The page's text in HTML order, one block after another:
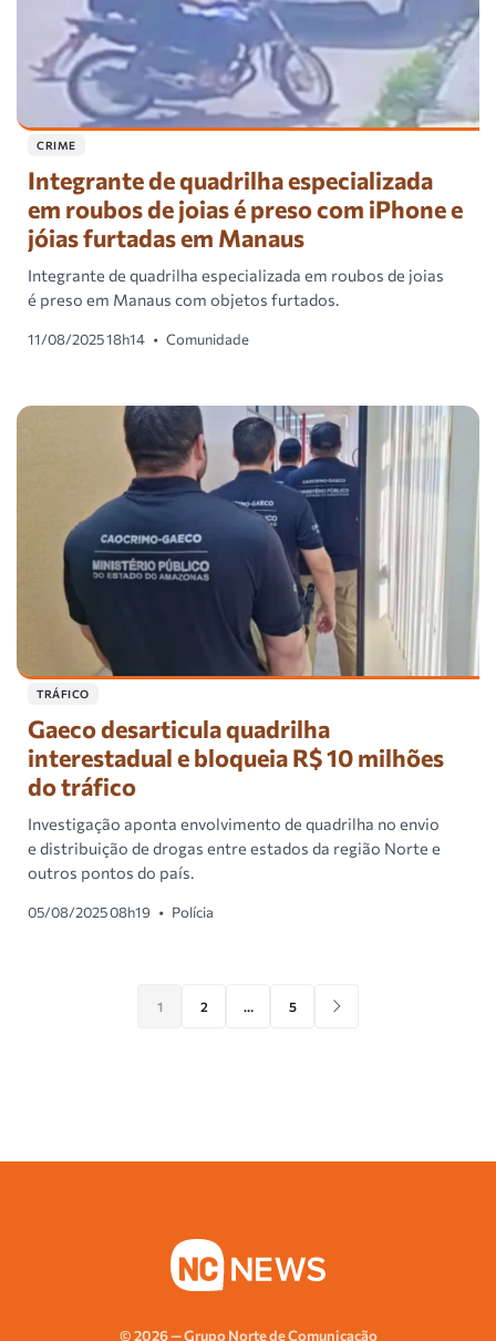
CRIME
Integrante de quadrilha especializada
em roubos de joias é preso com iPhone e
jóias furtadas em Manaus
Integrante de quadrilha especializada em roubos de joias
é preso em Manaus com objetos furtados.
11/08/2025 18h14 • Comunidade
TRÁFICO
Gaeco desarticula quadrilha
interestadual e bloqueia R$ 10 milhões
do tráfico
Investigação aponta envolvimento de quadrilha no envio
e distribuição de drogas entre estados da região Norte e
outros pontos do país.
05/08/2025 08h19 • Polícia
1 2 … 5
© 2026 — Grupo Norte de Comunicação